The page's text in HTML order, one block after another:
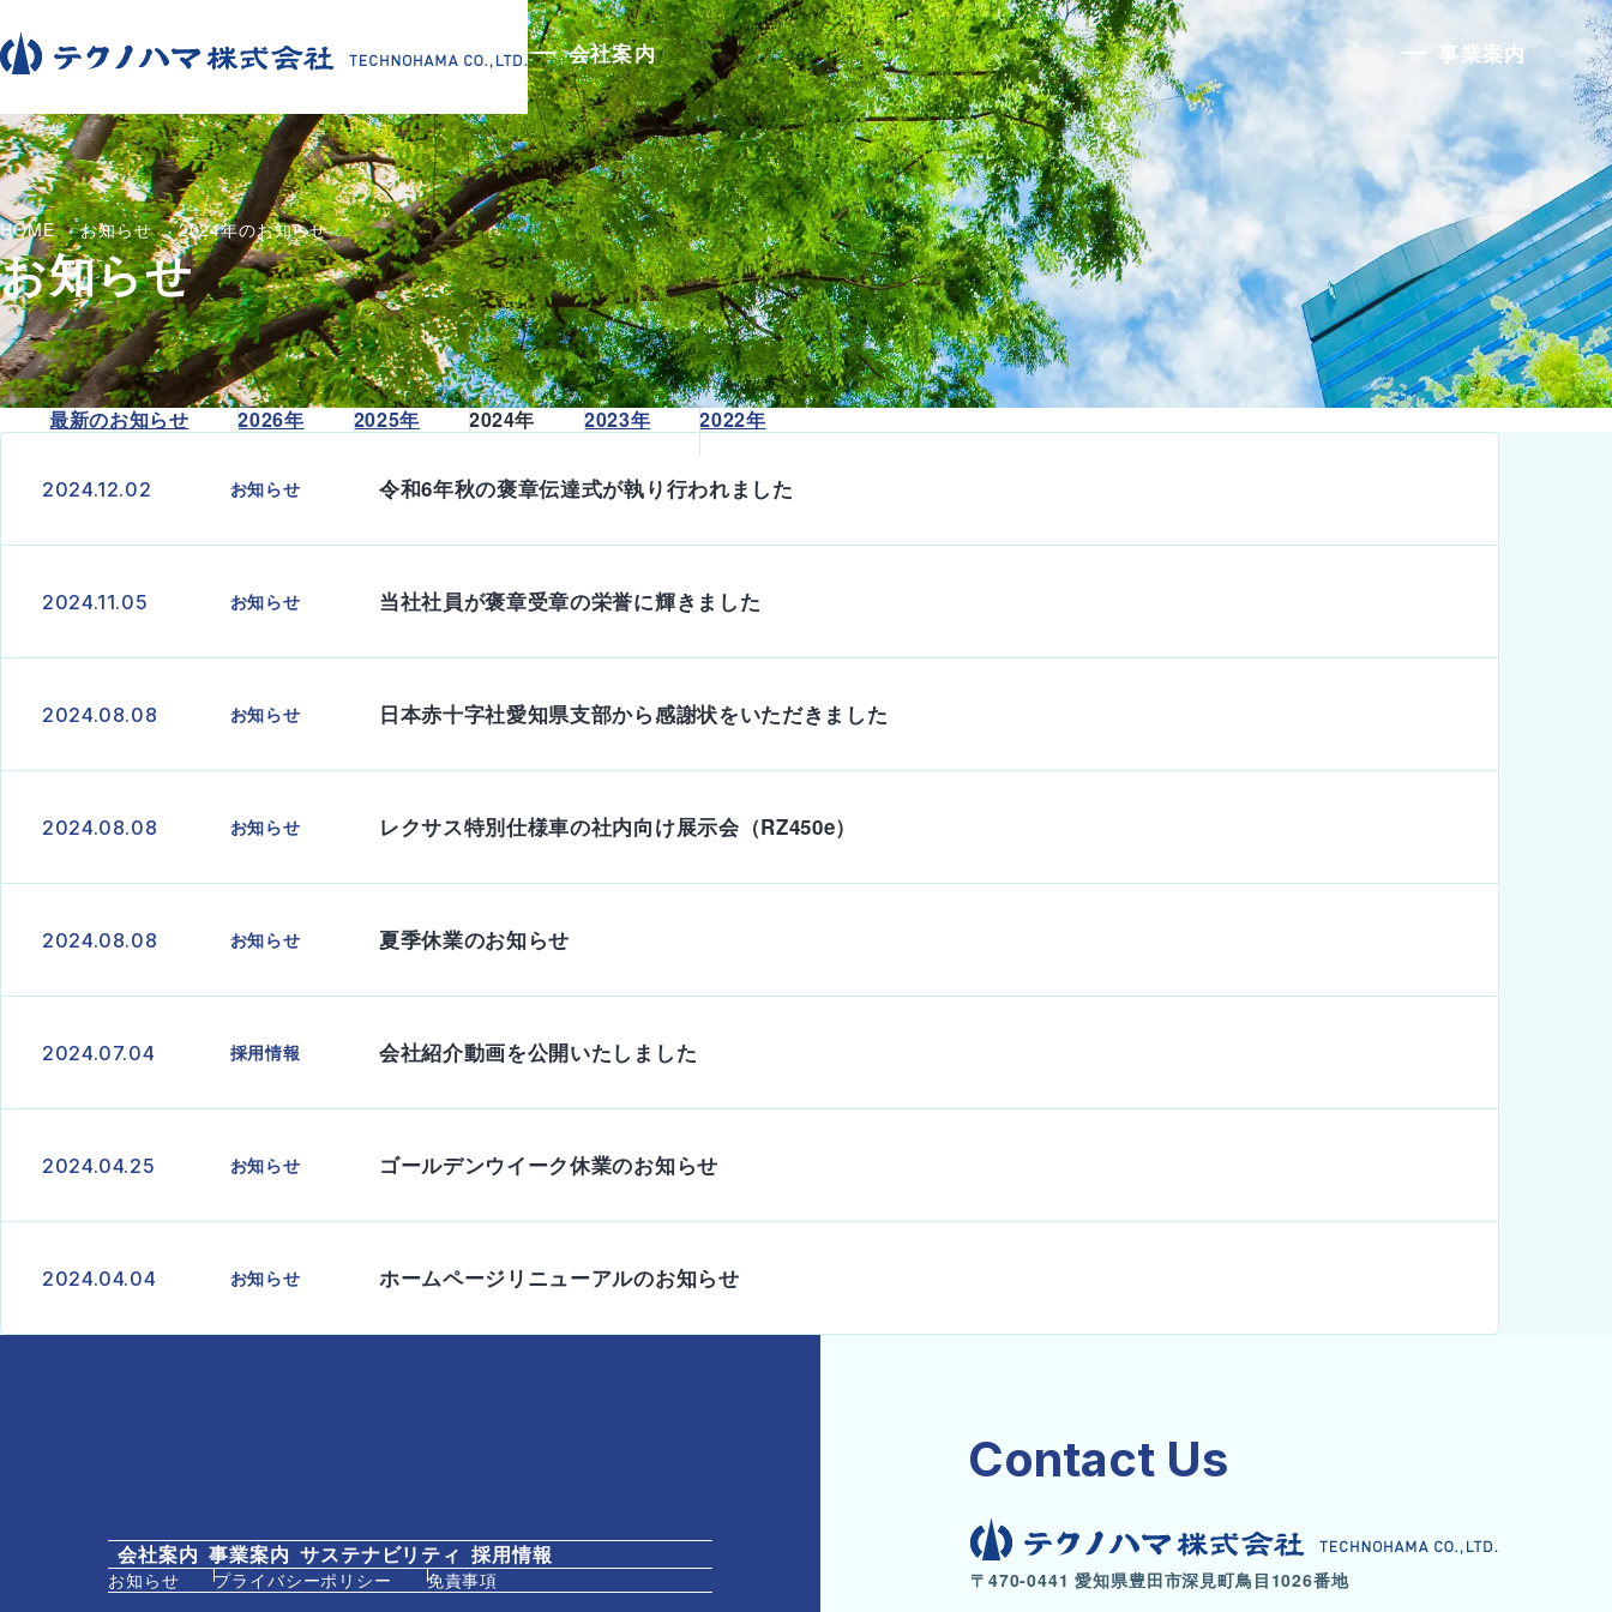
会社案内
Company
会社案内
会
社
案
内
T
O
P
テ
ク
ノ
ハ
マ
ら
し
さ
主
備
へ
Llikeness
テクノハマらしさ
事業案内
事業案内
HOME お知らせ 2024年のお知らせ
お知らせ
最新のお知らせ 2026年 2025年 2024年 2023年 2022年
2024.12.02 お知らせ 令和6年秋の褒章伝達式が執り行われました
2024.11.05 お知らせ 当社社員が褒章受章の栄誉に輝きました
2024.08.08 お知らせ 日本赤十字社愛知県支部から感謝状をいただきました
2024.08.08 お知らせ レクサス特別仕様車の社内向け展示会（RZ450e）
2024.08.08 お知らせ 夏季休業のお知らせ
2024.07.04 採用情報 会社紹介動画を公開いたしました
2024.04.25 お知らせ ゴールデンウイーク休業のお知らせ
2024.04.04 お知らせ ホームページリニューアルのお知らせ
会社案内 事業案内 サステナビリティ 採用情報
お知らせ プライバシーポリシー 免責事項
Contact Us
〒470-0441 愛知県豊田市深見町鳥目1026番地